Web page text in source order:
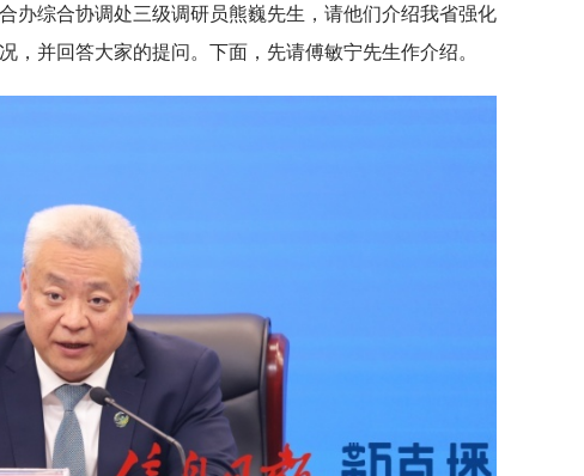
办综合协调处三级调研员熊巍先生，请他们介绍我省强化
，并回答大家的提问。下面，先请傅敏宁先生作介绍。